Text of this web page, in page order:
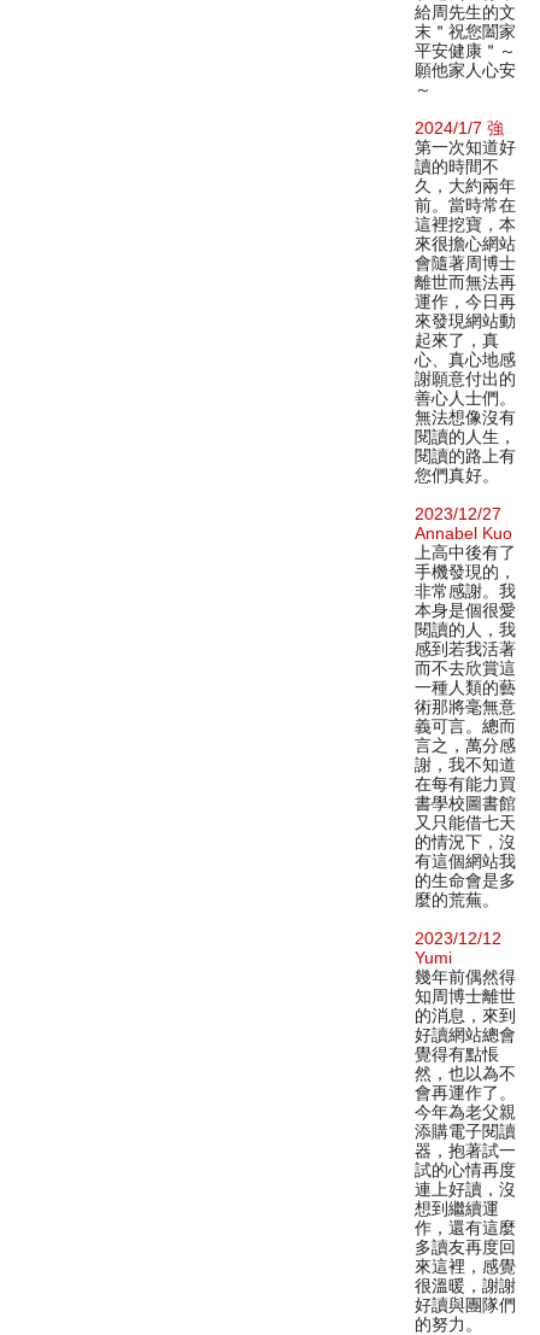
給周先生的文
末＂祝您闔家
平安健康＂～
願他家人心安
～
2024/1/7 強
第一次知道好
讀的時間不
久，大約兩年
前。當時常在
這裡挖寶，本
來很擔心網站
會隨著周博士
離世而無法再
運作，今日再
來發現網站動
起來了，真
心、真心地感
謝願意付出的
善心人士們。
無法想像沒有
閱讀的人生，
閱讀的路上有
您們真好。
2023/12/27
Annabel Kuo
上高中後有了
手機發現的，
非常感謝。我
本身是個很愛
閱讀的人，我
感到若我活著
而不去欣賞這
一種人類的藝
術那將毫無意
義可言。總而
言之，萬分感
謝，我不知道
在每有能力買
書學校圖書館
又只能借七天
的情況下，沒
有這個網站我
的生命會是多
麼的荒蕪。
2023/12/12
Yumi
幾年前偶然得
知周博士離世
的消息，來到
好讀網站總會
覺得有點悵
然，也以為不
會再運作了。
今年為老父親
添購電子閱讀
器，抱著試一
試的心情再度
連上好讀，沒
想到繼續運
作，還有這麼
多讀友再度回
來這裡，感覺
很溫暖，謝謝
好讀與團隊們
的努力。